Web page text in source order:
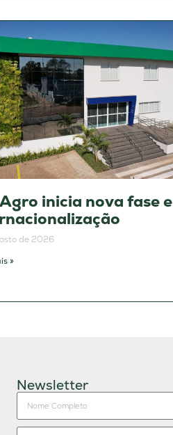
inicia nova fase e
de 2026
»
Newsletter